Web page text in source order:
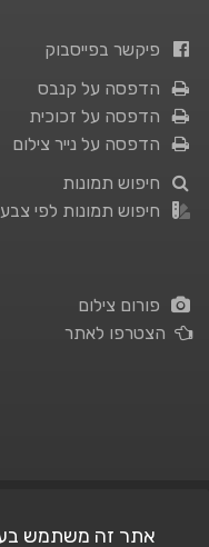
פיקשר בפייסבוק
הדפסה על קנבס
הדפסה על זכוכית
הדפסה על נייר צילום
חיפוש תמונות
חיפוש תמונות לפי צבע
פורום צילום
הצטרפו לאתר